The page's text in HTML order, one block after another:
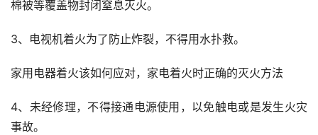
棉被等覆盖物封闭窒息灭火。
3、电视机着火为了防止炸裂，不得用水扑救。
家用电器着火该如何应对，家电着火时正确的灭火方法
4、未经修理，不得接通电源使用，以免触电或是发生火灾
事故。